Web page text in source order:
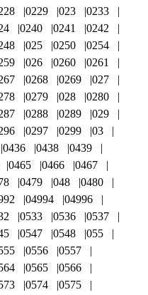
0229 023
0233
0240 0241
0242
025 0250
0254
026 0260
0261
0268 0269
027
0279 028
0280
0288 0289
029
0297 0299
03
0436 0438
0439
0465 0466
0467
0479 048
0480
04994
04996
0533 0536
0537
0547 0548
055
0556
0557
0565
0566
0574
0575